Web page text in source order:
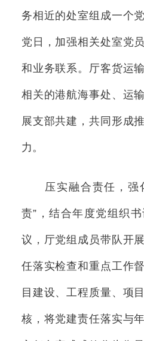
务相近的处室组成一个
党日，加强相关处室党
和业务联系。厅客货运
相关的港航海事处、运
展支部共建，共同形成
力。
压实融合责任，强化
责”，结合年度党组织
议，厅党组成员带队开
任落实检查和重点工作
目建设、工程质量、项
核，将党建责任落实与